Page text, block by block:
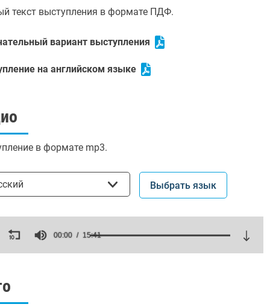
текст выступления в формате ПДФ.
вариант выступления
на английском языке
в формате mp3.
Выбрать язык
00:00 15:41